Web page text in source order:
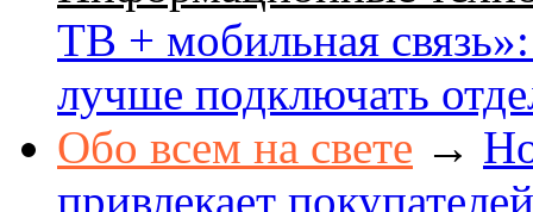
ТВ + мобильная
лучше подключать
Обо всем на свете →
привлекает